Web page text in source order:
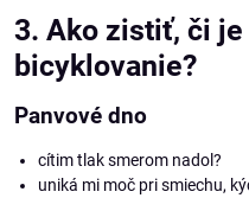
3. Ako zistiť, či
bicyklovanie?
Panvové dno
cítim tlak smerom nadol?
uniká mi moč pri smiechu,